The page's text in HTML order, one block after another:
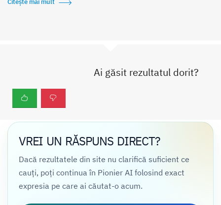
Citește mai mult
Ai găsit rezultatul dorit?
VREI UN RĂSPUNS DIRECT?
Dacă rezultatele din site nu clarifică suficient ce
cauți, poți continua în Pionier AI folosind exact
expresia pe care ai căutat-o acum.